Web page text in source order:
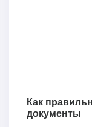
Как
документы